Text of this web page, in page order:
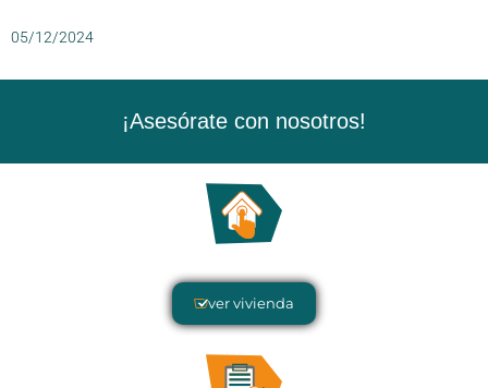
05/12/2024
¡Asesórate con nosotros!
ver vivienda